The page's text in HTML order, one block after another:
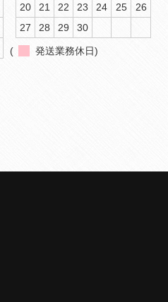
20
21 22 23 24 25
26
27
28 29 30
( 発送業務休日)